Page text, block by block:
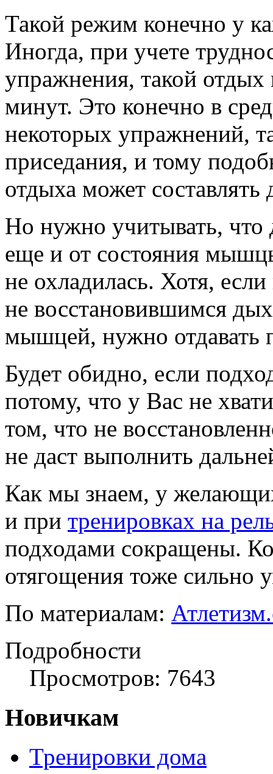
Такой режим конечно у
Иногда, при учете
упражнения, такой отдых
минут. Это конечно в
некоторых упражнений,
приседания, и тому
отдыха может составлять
Но нужно учитывать, что
еще и от состояния
не охладилась. Хотя,
не восстановившимся
мышцей, нужно отдавать
Будет обидно, если
потому, что у Вас не
том, что не
не даст выполнить
Как мы знаем, у
и при тренировках на
подходами сокращены.
отягощения тоже сильно
По материалам:
Подробности
Просмотров: 7643
Новичкам
Тренировки дома